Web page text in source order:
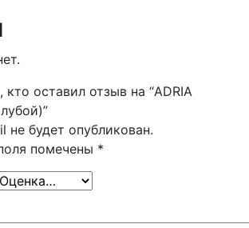
оставил отзыв на “ADRIA
не будет опубликован.
помечены *